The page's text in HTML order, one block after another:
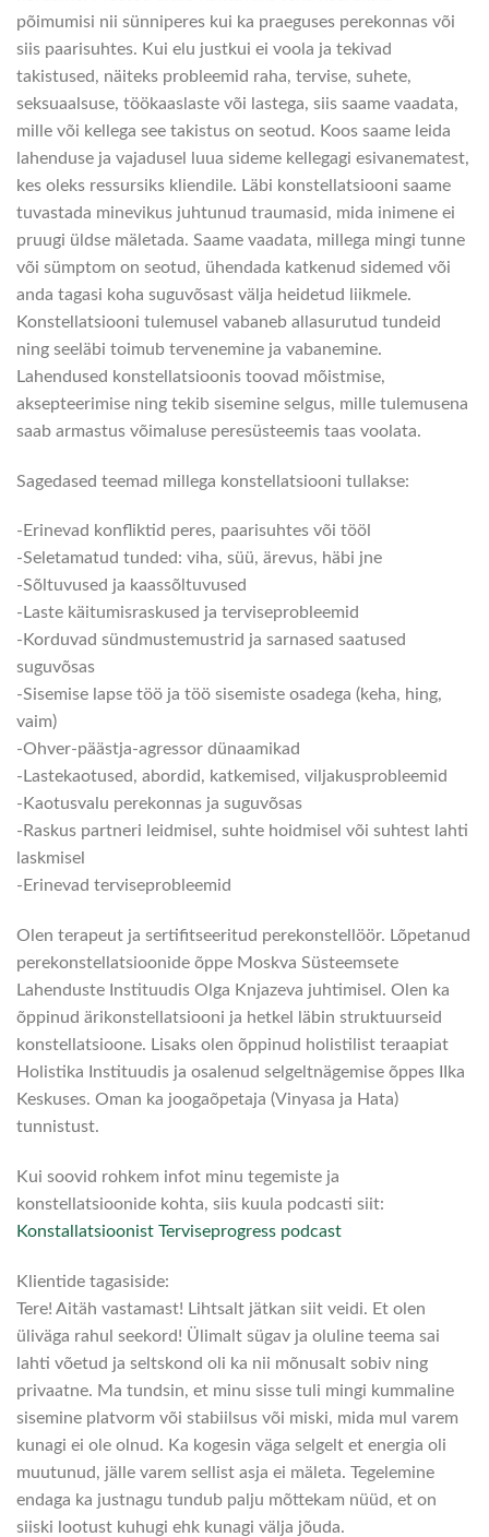
põimumisi nii sünniperes kui ka praeguses perekonnas või
siis paarisuhtes. Kui elu justkui ei voola ja tekivad
takistused, näiteks probleemid raha, tervise, suhete,
seksuaalsuse, töökaaslaste või lastega, siis saame vaadata,
mille või kellega see takistus on seotud. Koos saame leida
lahenduse ja vajadusel luua sideme kellegagi esivanematest,
kes oleks ressursiks kliendile. Läbi konstellatsiooni saame
tuvastada minevikus juhtunud traumasid, mida inimene ei
pruugi üldse mäletada. Saame vaadata, millega mingi tunne
või sümptom on seotud, ühendada katkenud sidemed või
anda tagasi koha suguvõsast välja heidetud liikmele.
Konstellatsiooni tulemusel vabaneb allasurutud tundeid
ning seeläbi toimub tervenemine ja vabanemine.
Lahendused konstellatsioonis toovad mõistmise,
aksepteerimise ning tekib sisemine selgus, mille tulemusena
saab armastus võimaluse peresüsteemis taas voolata.
Sagedased teemad millega konstellatsiooni tullakse:
-Erinevad konfliktid peres, paarisuhtes või tööl
-Seletamatud tunded: viha, süü, ärevus, häbi jne
-Sõltuvused ja kaassõltuvused
-Laste käitumisraskused ja terviseprobleemid
-Korduvad sündmustemustrid ja sarnased saatused
suguvõsas
-Sisemise lapse töö ja töö sisemiste osadega (keha, hing,
vaim)
-Ohver-päästja-agressor dünaamikad
-Lastekaotused, abordid, katkemised, viljakusprobleemid
-Kaotusvalu perekonnas ja suguvõsas
-Raskus partneri leidmisel, suhte hoidmisel või suhtest lahti
laskmisel
-Erinevad terviseprobleemid
Olen terapeut ja sertifitseeritud perekonstellöör. Lõpetanud
perekonstellatsioonide õppe Moskva Süsteemsete
Lahenduste Instituudis Olga Knjazeva juhtimisel. Olen ka
õppinud ärikonstellatsiooni ja hetkel läbin struktuurseid
konstellatsioone. Lisaks olen õppinud holistilist teraapiat
Holistika Instituudis ja osalenud selgeltnägemise õppes IIka
Keskuses. Oman ka joogaõpetaja (Vinyasa ja Hata)
tunnistust.
Kui soovid rohkem infot minu tegemiste ja
konstellatsioonide kohta, siis kuula podcasti siit:
Konstallatsioonist Terviseprogress podcast
Klientide tagasiside:
Tere! Aitäh vastamast! Lihtsalt jätkan siit veidi. Et olen
üliväga rahul seekord! Ülimalt sügav ja oluline teema sai
lahti võetud ja seltskond oli ka nii mõnusalt sobiv ning
privaatne. Ma tundsin, et minu sisse tuli mingi kummaline
sisemine platvorm või stabiilsus või miski, mida mul varem
kunagi ei ole olnud. Ka kogesin väga selgelt et energia oli
muutunud, jälle varem sellist asja ei mäleta. Tegelemine
endaga ka justnagu tundub palju mõttekam nüüd, et on
siiski lootust kuhugi ehk kunagi välja jõuda.